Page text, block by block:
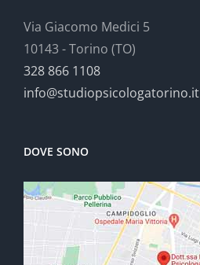
Via Giacomo Medici 5
10143 - Torino (TO)
328 866 1108
info@studiopsicologatorino.it
DOVE SONO